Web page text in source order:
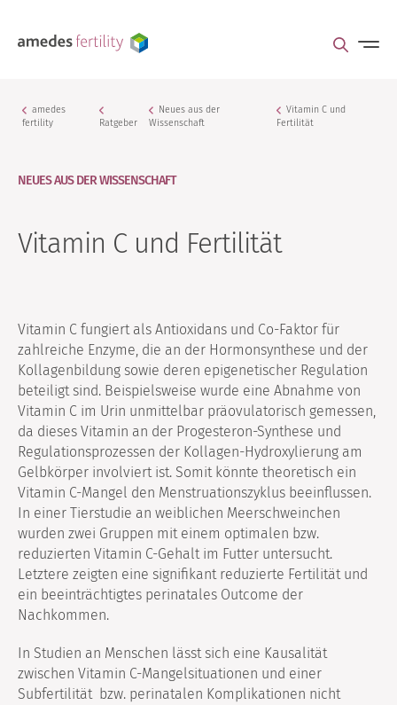
amedes
fertility
Ratgeber
Neues aus der
Wissenschaft
Vitamin C und
Fertilität
NEUES AUS DER WISSENSCHAFT
Vitamin C und Fertilität
Vitamin C fungiert als Antioxidans und Co-Faktor für
zahlreiche Enzyme, die an der Hormonsynthese und der
Kollagenbildung sowie deren epigenetischer Regulation
beteiligt sind. Beispielsweise wurde eine Abnahme von
Vitamin C im Urin unmittelbar präovulatorisch gemessen,
da dieses Vitamin an der Progesteron-Synthese und
Regulationsprozessen der Kollagen-Hydroxylierung am
Gelbkörper involviert ist. Somit könnte theoretisch ein
Vitamin C-Mangel den Menstruationszyklus beeinflussen.
In einer Tierstudie an weiblichen Meerschweinchen
wurden zwei Gruppen mit einem optimalen bzw.
reduzierten Vitamin C-Gehalt im Futter untersucht.
Letztere zeigten eine signifikant reduzierte Fertilität und
ein beeinträchtigtes perinatales Outcome der
Nachkommen.
In Studien an Menschen lässt sich eine Kausalität
zwischen Vitamin C-Mangelsituationen und einer
Subfertilität bzw. perinatalen Komplikationen nicht